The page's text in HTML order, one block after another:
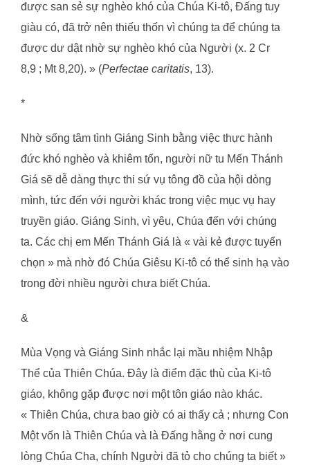
được san sẻ sự nghèo khó của Chúa Ki-tô, Đấng tuy
giàu có, đã trở nên thiếu thốn vì chúng ta để chúng ta
được dư dật nhờ sự nghèo khó của Người (x. 2 Cr
8,9 ; Mt 8,20). » (Perfectae caritatis, 13).
*
Nhờ sống tâm tình Giáng Sinh bằng việc thực hành
đức khó nghèo và khiêm tốn, người nữ tu Mến Thánh
Giá sẽ dễ dàng thực thi sứ vụ tông đồ của hội dòng
mình, tức đến với người khác trong việc mục vụ hay
truyền giáo. Giáng Sinh, vì yêu, Chúa đến với chúng
ta. Các chị em Mến Thánh Giá là « vài kẻ được tuyển
chọn » mà nhờ đó Chúa Giêsu Ki-tô có thể sinh hạ vào
trong đời nhiều người chưa biết Chúa.
&
Mùa Vọng và Giáng Sinh nhắc lại mầu nhiệm Nhập
Thể của Thiên Chúa. Đây là điểm đặc thù của Ki-tô
giáo, không gặp được nơi một tôn giáo nào khác.
« Thiên Chúa, chưa bao giờ có ai thấy cả ; nhưng Con
Một vốn là Thiên Chúa và là Đấng hằng ở nơi cung
lòng Chúa Cha, chính Người đã tỏ cho chúng ta biết »